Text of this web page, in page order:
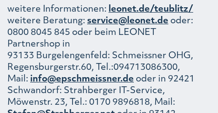
weitere Informationen: leonet.de/teublitz/
weitere Beratung: service@leonet.de oder:
0800 8045 845 oder beim LEONET
Partnershop in
93133 Burgelengenfeld: Schmeissner OHG,
Regensburgerstr.60, Tel.:094713086300,
Mail: info@epschmeissner.de oder in 92421
Schwandorf: Strahberger IT-Service,
Möwenstr. 23, Tel.: 0170 9896818, Mail: